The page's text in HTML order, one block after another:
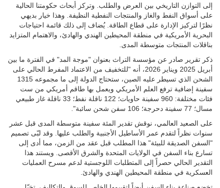
إلى التوازن التاريخي بين العرض والطلب. وتركز أبحاث حكومتنا الحالية
على أسواق النفط والغاز والمنتجات النفطية النظيفة. وهذا خيار بديهي
نظرًا لتركيز الإدارة على قطاع الطاقة. يُضاف إلى ذلك قائمة احتياجات
البحرية الأمريكية في منطقة المحيطين الهندي والهادئ، والاهتمام المتزايد
بناقلات المنتجات متوسطة المدى.
ذكر تقرير صادر عن مؤسسة التراث بعنوان "موجة المد" في الفترة ما بين
أبريل 2025 ويناير 2026، أنه "للتخفيف من الاعتماد المفرط الحالي على
الشحن الذي تسيطر عليه الصين، ستحتاج الدولة إلى ما مجموعه 1315
سفينة إضافية ترفع العلم الأمريكي ويعمل بها طاقم أمريكي من ست
فئات مختلفة: 960 سفينة حاويات؛ 122 ناقلة نفط؛ 33 ناقلة غاز طبيعي
مسال؛ 77 سفينة دحرجة؛ 106 سفن شحن سائبة".
على الصعيد العالمي، نوقش تقدير المئة سفينة متوسطة المدى قبل عشر
سنوات نظراً لتقدم عمر الأساطيل الأجنبية والطلب عليها. وقد لبّى تصميم
"السفن الصديقة للبيئة" هذا المطلب قبل عقد من الزمن، مما أدى إلى
تسارع بناء السفن في الولايات المتحدة والشرق الأقصى. ويستند هذا
التقدير الحالي حصراً إلى المتطلبات اللوجستية لدعم مسرح العمليات
العسكرية في منطقة المحيطين الهندي والهادئ.